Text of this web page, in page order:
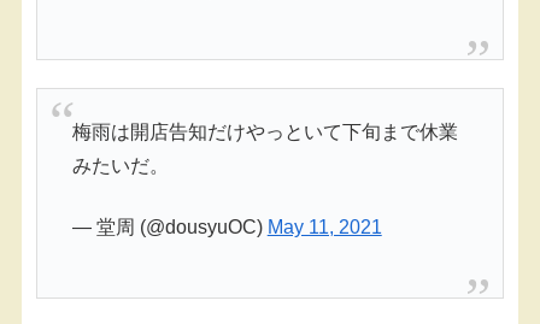
梅雨は開店告知だけやっといて下旬まで休業
みたいだ。
— 堂周 (@dousyuOC) May 11, 2021